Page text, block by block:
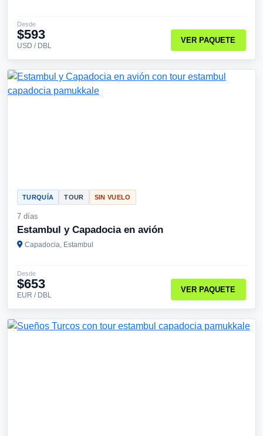
Desde
$593
USD / DBL
VER PAQUETE
TURQUÍA TOUR SIN VUELO
7 días
Estambul y Capadocia en avión
Capadocia, Estambul
Desde
$653
EUR / DBL
VER PAQUETE